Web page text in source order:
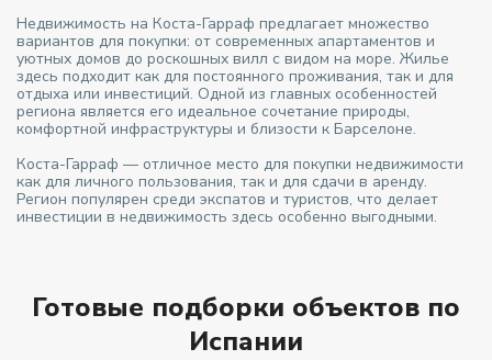
Недвижимость на Коста-Гарраф предлагает множество
вариантов для покупки: от современных апартаментов и
уютных домов до роскошных вилл с видом на море. Жилье
здесь подходит как для постоянного проживания, так и для
отдыха или инвестиций. Одной из главных особенностей
региона является его идеальное сочетание природы,
комфортной инфраструктуры и близости к Барселоне.
Коста-Гарраф — отличное место для покупки недвижимости
как для личного пользования, так и для сдачи в аренду.
Регион популярен среди экспатов и туристов, что делает
инвестиции в недвижимость здесь особенно выгодными.
Готовые подборки объектов по
Испании